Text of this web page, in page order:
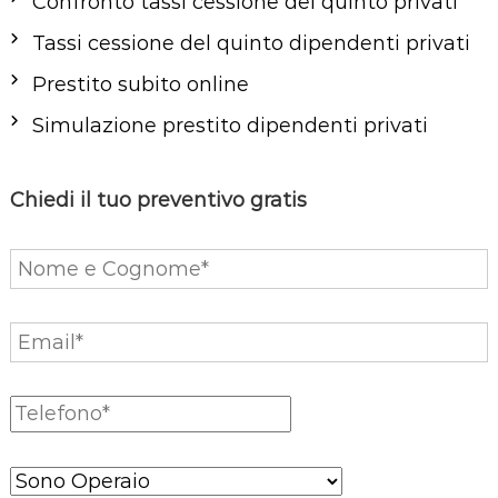
o
e
a
i
o
i
Tassi cessione del quinto dipendenti privati
Prestito subito online
Simulazione prestito dipendenti privati
Chiedi il tuo preventivo gratis